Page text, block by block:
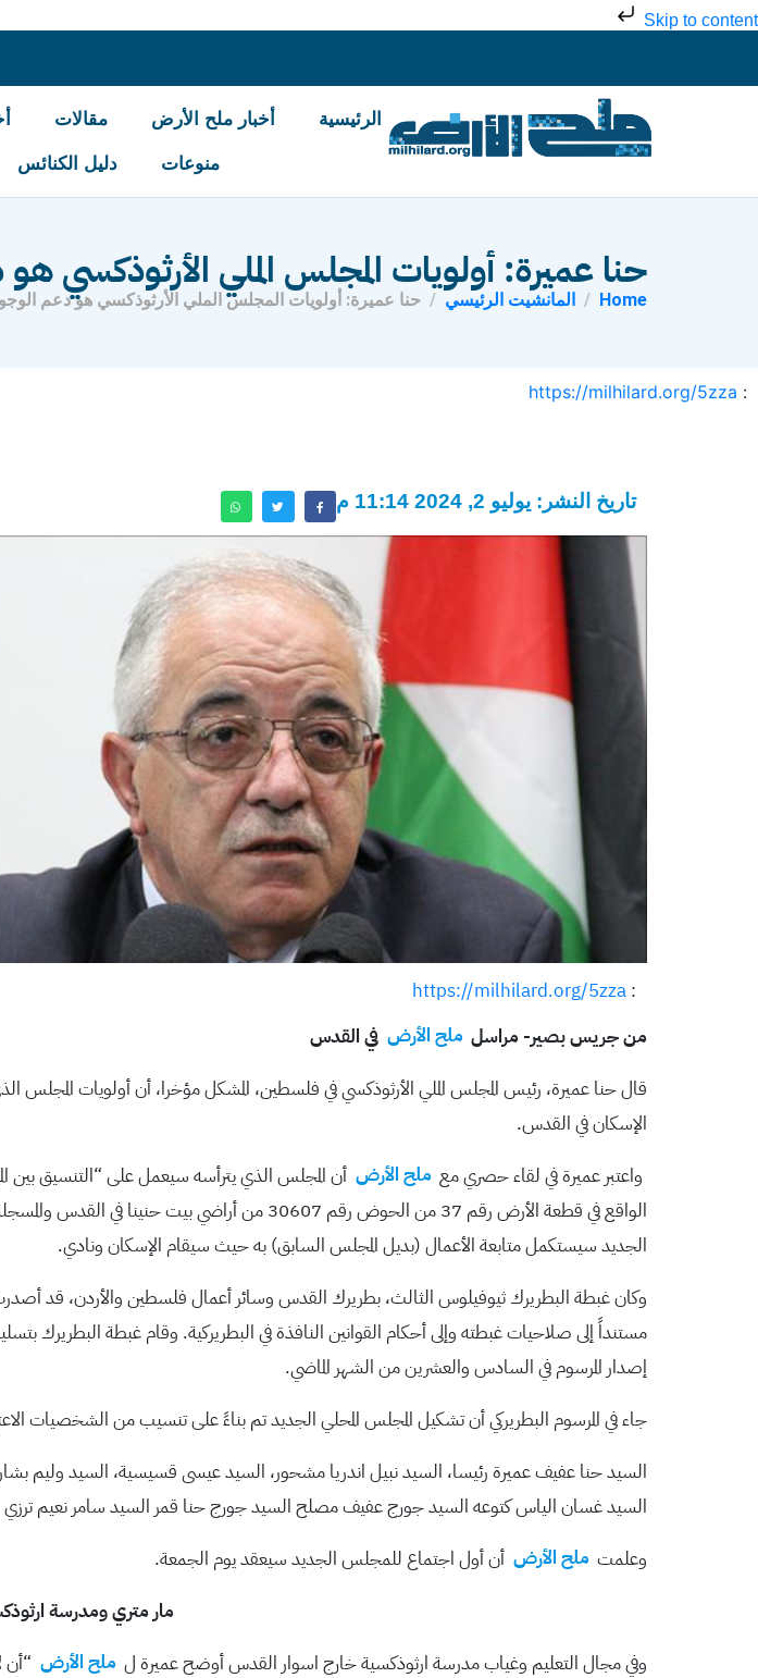
Skip to content
الرئيسية أخبار ملح الأرض مقالات
منوعات دليل الكنائس
حنا عميرة: أولويات المجلس الملي الأرثوذكسي
Home المانشيت الرئيسي حنا عميرة: أولويات المجلس الملي الأرثوذكسي هو دعم
:
https://milhilard.org/5zza
تاريخ النشر: يوليو 2, 2024 11:14 م
:
https://milhilard.org/5zza
من جريس بصير- مراسل ملح الأرض في القدس
قال حنا عميرة، رئيس المجلس الملي الأرثوذكسي في فلسطين، المشكل مؤخرا، أن أولويات
الإسكان في القدس.
واعتبر عميرة في لقاء حصري مع ملح الأرض أن المجلس الذي يترأسه سيعمل على “التنسيق بين
الواقع في قطعة الأرض رقم 37 من الحوض رقم 30607
الجديد سيستكمل متابعة الأعمال (بديل المجلس السابق) به حيث سيقام الإسكان ونادي.
وكان غبطة البطريرك ثيوفيلوس الثالث، بطريرك القدس وسائر أعمال فلسطين والأردن، قد
مستنداً إلى صلاحيات غبطته وإلى أحكام القوانين النافذة في البطريركية. وقام غبطة البطريرك
إصدار المرسوم في السادس والعشرين من الشهر الماضي.
جاء في المرسوم البطريركي أن تشكيل المجلس المحلي الجديد تم بناءً على تنسيب من الشخصيات
السيد حنا عفيف عميرة رئيسا، السيد نبيل اندريا مشحور، السيد عيسى قسيسية، السيد
السيد غسان الياس كتوعه السيد جورج عفيف مصلح السيد جورج حنا قمر السيد سامر نعيم ترزي
وعلمت ملح الأرض أن أول اجتماع للمجلس الجديد سيعقد يوم الجمعة.
مار متري ومدرسة
وفي مجال التعليم وغياب مدرسة ارثوذكسية خارج اسوار القدس أوضح عميرة ل ملح الأرض “أن